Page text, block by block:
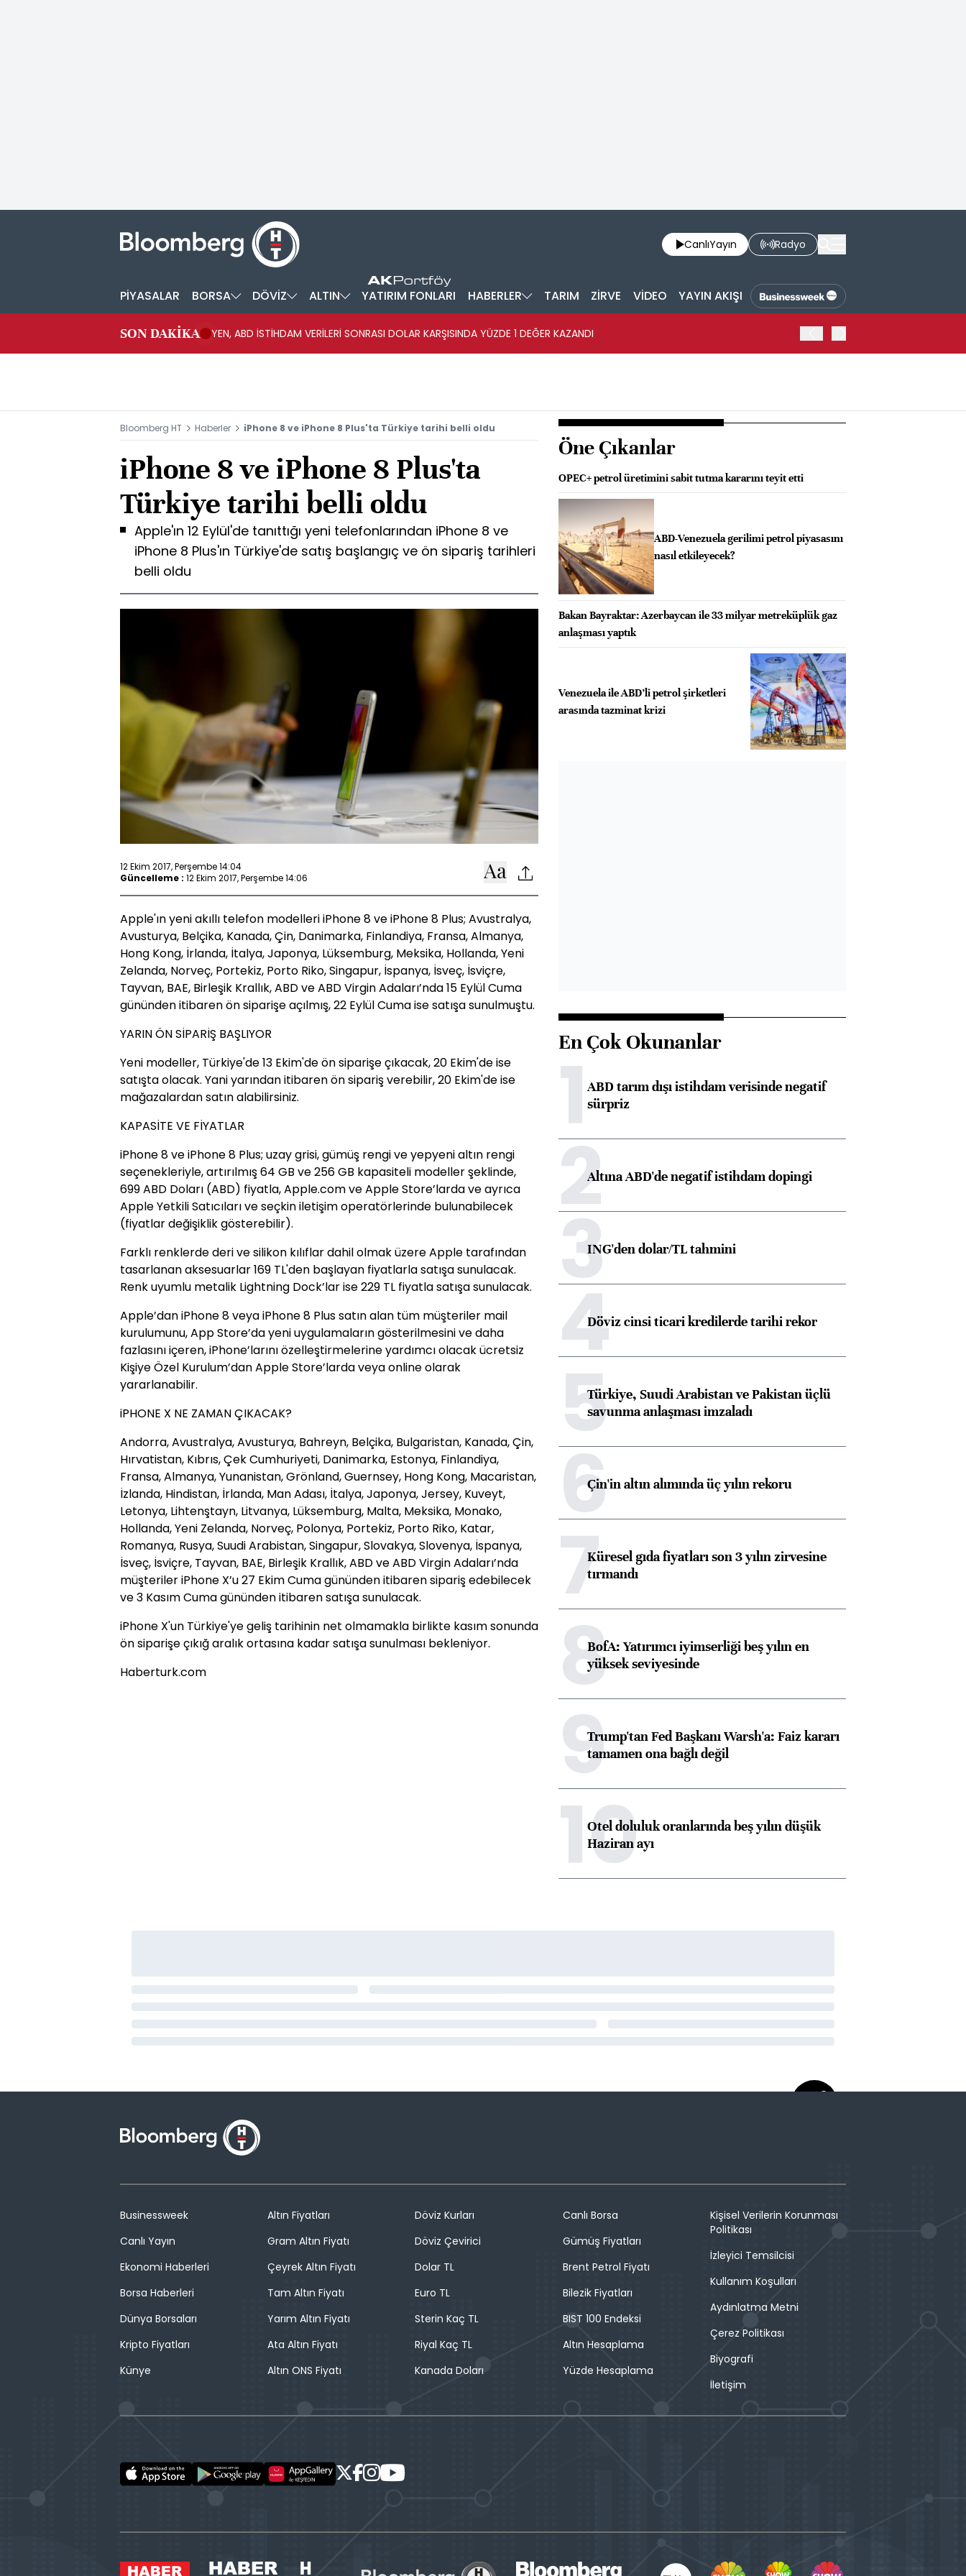
CanlıYayın Radyo
PİYASALAR BORSA DÖVİZ ALTIN YATIRIM FONLARI HABERLER TARIM ZİRVE VİDEO YAYIN AKIŞI
SON DAKİKA YEN, ABD İSTİHDAM VERİLERİ SONRASI DOLAR KARŞISINDA YÜZDE 1 DEĞER KAZANDI
Bloomberg HT Haberler iPhone 8 ve iPhone 8 Plus'ta Türkiye tarihi belli oldu
iPhone 8 ve iPhone 8 Plus'ta
Türkiye tarihi belli oldu
Apple'ın 12 Eylül'de tanıttığı yeni telefonlarından iPhone 8 ve
iPhone 8 Plus'ın Türkiye'de satış başlangıç ve ön sipariş tarihleri
belli oldu
12 Ekim 2017, Perşembe 14:04
Güncelleme : 12 Ekim 2017, Perşembe 14:06
Apple'ın yeni akıllı telefon modelleri iPhone 8 ve iPhone 8 Plus; Avustralya,
Avusturya, Belçika, Kanada, Çin, Danimarka, Finlandiya, Fransa, Almanya,
Hong Kong, İrlanda, İtalya, Japonya, Lüksemburg, Meksika, Hollanda, Yeni
Zelanda, Norveç, Portekiz, Porto Riko, Singapur, İspanya, İsveç, İsviçre,
Tayvan, BAE, Birleşik Krallık, ABD ve ABD Virgin Adaları’nda 15 Eylül Cuma
gününden itibaren ön siparişe açılmış, 22 Eylül Cuma ise satışa sunulmuştu.
YARIN ÖN SİPARİŞ BAŞLIYOR
Yeni modeller, Türkiye'de 13 Ekim'de ön siparişe çıkacak, 20 Ekim'de ise
satışta olacak. Yani yarından itibaren ön sipariş verebilir, 20 Ekim'de ise
mağazalardan satın alabilirsiniz.
KAPASİTE VE FİYATLAR
iPhone 8 ve iPhone 8 Plus; uzay grisi, gümüş rengi ve yepyeni altın rengi
seçenekleriyle, artırılmış 64 GB ve 256 GB kapasiteli modeller şeklinde,
699 ABD Doları (ABD) fiyatla, Apple.com ve Apple Store’larda ve ayrıca
Apple Yetkili Satıcıları ve seçkin iletişim operatörlerinde bulunabilecek
(fiyatlar değişiklik gösterebilir).
Farklı renklerde deri ve silikon kılıflar dahil olmak üzere Apple tarafından
tasarlanan aksesuarlar 169 TL'den başlayan fiyatlarla satışa sunulacak.
Renk uyumlu metalik Lightning Dock’lar ise 229 TL fiyatla satışa sunulacak.
Apple’dan iPhone 8 veya iPhone 8 Plus satın alan tüm müşteriler mail
kurulumunu, App Store’da yeni uygulamaların gösterilmesini ve daha
fazlasını içeren, iPhone’larını özelleştirmelerine yardımcı olacak ücretsiz
Kişiye Özel Kurulum’dan Apple Store’larda veya online olarak
yararlanabilir.
iPHONE X NE ZAMAN ÇIKACAK?
Andorra, Avustralya, Avusturya, Bahreyn, Belçika, Bulgaristan, Kanada, Çin,
Hırvatistan, Kıbrıs, Çek Cumhuriyeti, Danimarka, Estonya, Finlandiya,
Fransa, Almanya, Yunanistan, Grönland, Guernsey, Hong Kong, Macaristan,
İzlanda, Hindistan, İrlanda, Man Adası, İtalya, Japonya, Jersey, Kuveyt,
Letonya, Lihtenştayn, Litvanya, Lüksemburg, Malta, Meksika, Monako,
Hollanda, Yeni Zelanda, Norveç, Polonya, Portekiz, Porto Riko, Katar,
Romanya, Rusya, Suudi Arabistan, Singapur, Slovakya, Slovenya, İspanya,
İsveç, İsviçre, Tayvan, BAE, Birleşik Krallık, ABD ve ABD Virgin Adaları’nda
müşteriler iPhone X’u 27 Ekim Cuma gününden itibaren sipariş edebilecek
ve 3 Kasım Cuma gününden itibaren satışa sunulacak.
iPhone X'un Türkiye'ye geliş tarihinin net olmamakla birlikte kasım sonunda
ön siparişe çıkığ aralık ortasına kadar satışa sunulması bekleniyor.
Haberturk.com
Öne Çıkanlar
OPEC+ petrol üretimini sabit tutma kararını teyit etti
ABD-Venezuela gerilimi petrol piyasasını
nasıl etkileyecek?
Bakan Bayraktar: Azerbaycan ile 33 milyar metreküplük gaz
anlaşması yaptık
Venezuela ile ABD’li petrol şirketleri
arasında tazminat krizi
En Çok Okunanlar
1ABD tarım dışı istihdam verisinde negatif
sürpriz
2Altına ABD'de negatif istihdam dopingi
3ING'den dolar/TL tahmini
4Döviz cinsi ticari kredilerde tarihi rekor
5Türkiye, Suudi Arabistan ve Pakistan üçlü
savunma anlaşması imzaladı
6Çin'in altın alımında üç yılın rekoru
7Küresel gıda fiyatları son 3 yılın zirvesine
tırmandı
8BofA: Yatırımcı iyimserliği beş yılın en
yüksek seviyesinde
9Trump'tan Fed Başkanı Warsh'a: Faiz kararı
tamamen ona bağlı değil
10
Otel doluluk oranlarında beş yılın düşük
Haziran ayı
Businessweek
Canlı Yayın
Ekonomi Haberleri
Borsa Haberleri
Dünya Borsaları
Kripto Fiyatları
Künye
Altın Fiyatları
Gram Altın Fiyatı
Çeyrek Altın Fiyatı
Tam Altın Fiyatı
Yarım Altın Fiyatı
Ata Altın Fiyatı
Altın ONS Fiyatı
Döviz Kurları
Döviz Çevirici
Dolar TL
Euro TL
Sterin Kaç TL
Riyal Kaç TL
Kanada Doları
Canlı Borsa
Gümüş Fiyatları
Brent Petrol Fiyatı
Bilezik Fiyatları
BIST 100 Endeksi
Altın Hesaplama
Yüzde Hesaplama
Kişisel Verilerin Korunması
Politikası
İzleyici Temsilcisi
Kullanım Koşulları
Aydınlatma Metni
Çerez Politikası
Biyografi
İletişim